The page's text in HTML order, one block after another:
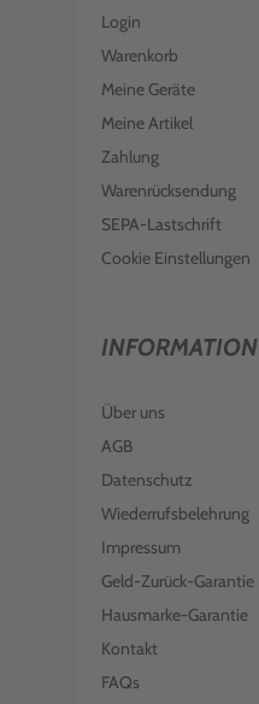
Login
Warenkorb
Meine Geräte
Meine Artikel
Zahlung
Warenrücksendung
SEPA-Lastschrift
Cookie Einstellungen
INFORMATION
Über uns
AGB
Datenschutz
Wiederrufsbelehrung
Impressum
Geld-Zurück-Garantie
Hausmarke-Garantie
Kontakt
FAQs